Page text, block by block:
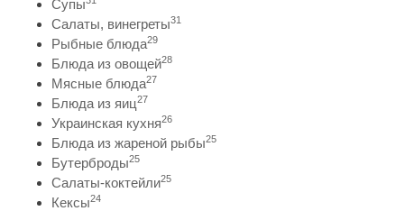
Супы
Салаты, винегреты31
Рыбные блюда29
Блюда из овощей28
Мясные блюда27
Блюда из яиц27
Украинская кухня26
Блюда из жареной рыбы25
Бутерброды25
Салаты-коктейли25
Кексы24